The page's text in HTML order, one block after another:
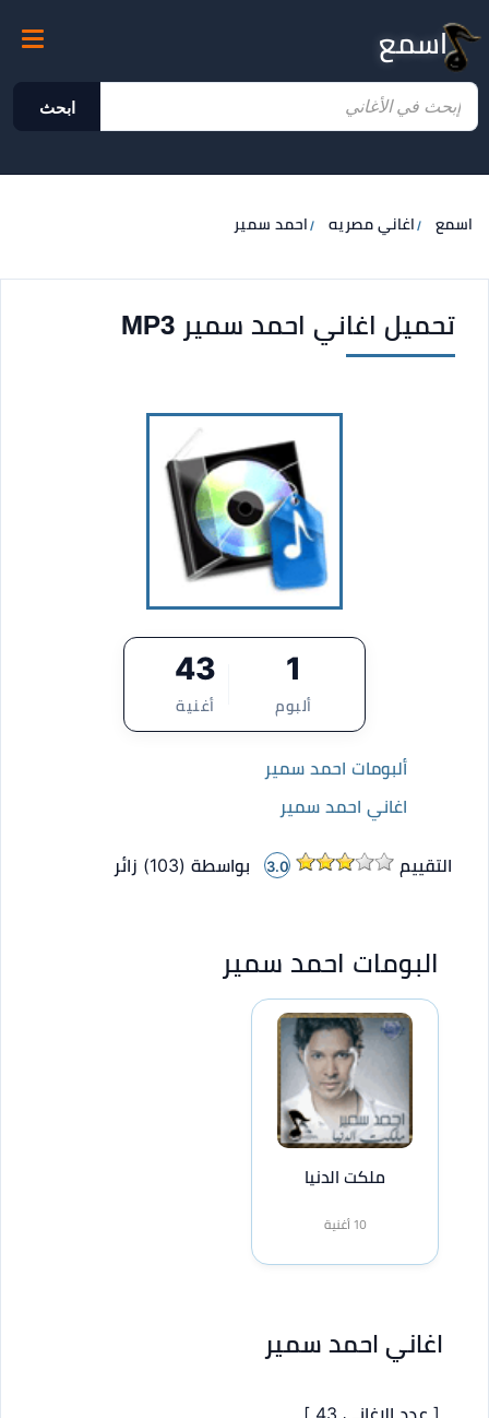
اسمع
ابحث
اسمع اغاني مصريه احمد سمير
تحميل اغاني احمد سمير MP3
1
ألبوم
43
أغنية
ألبومات احمد سمير
اغاني احمد سمير
التقييم 3.0 بواسطة (103
) زائر
البومات احمد سمير
ملكت الدنيا
10 أغنية
اغاني احمد سمير